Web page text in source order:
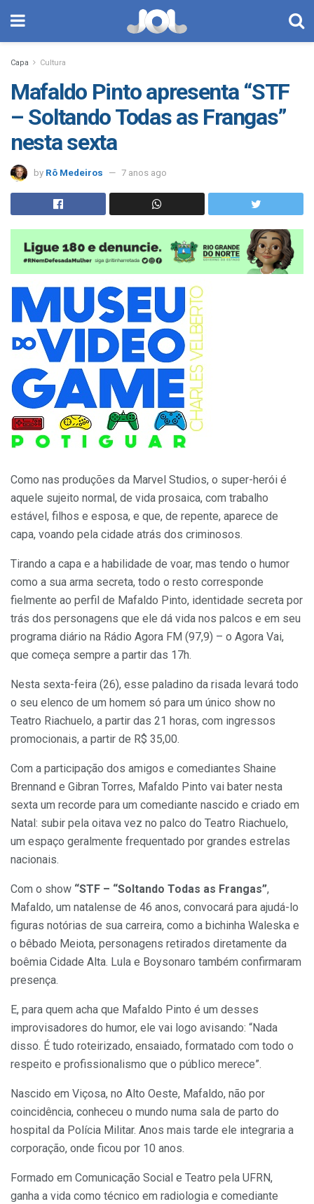
Capa Cultura
Mafaldo Pinto apresenta “STF
– Soltando Todas as Frangas”
nesta sexta
by Rô Medeiros 7 anos ago
Como nas produções da Marvel Studios, o super-herói é
aquele sujeito normal, de vida prosaica, com trabalho
estável, filhos e esposa, e que, de repente, aparece de
capa, voando pela cidade atrás dos criminosos.
Tirando a capa e a habilidade de voar, mas tendo o humor
como a sua arma secreta, todo o resto corresponde
fielmente ao perfil de Mafaldo Pinto, identidade secreta por
trás dos personagens que ele dá vida nos palcos e em seu
programa diário na Rádio Agora FM (97,9) – o Agora Vai,
que começa sempre a partir das 17h.
Nesta sexta-feira (26), esse paladino da risada levará todo
o seu elenco de um homem só para um único show no
Teatro Riachuelo, a partir das 21 horas, com ingressos
promocionais, a partir de R$ 35,00.
Com a participação dos amigos e comediantes Shaine
Brennand e Gibran Torres, Mafaldo Pinto vai bater nesta
sexta um recorde para um comediante nascido e criado em
Natal: subir pela oitava vez no palco do Teatro Riachuelo,
um espaço geralmente frequentado por grandes estrelas
nacionais.
Com o show “STF – “Soltando Todas as Frangas”,
Mafaldo, um natalense de 46 anos, convocará para ajudá-lo
figuras notórias de sua carreira, como a bichinha Waleska e
o bêbado Meiota, personagens retirados diretamente da
boêmia Cidade Alta. Lula e Boysonaro também confirmaram
presença.
E, para quem acha que Mafaldo Pinto é um desses
improvisadores do humor, ele vai logo avisando: “Nada
disso. É tudo roteirizado, ensaiado, formatado com todo o
respeito e profissionalismo que o público merece”.
Nascido em Viçosa, no Alto Oeste, Mafaldo, não por
coincidência, conheceu o mundo numa sala de parto do
hospital da Polícia Militar. Anos mais tarde ele integraria a
corporação, onde ficou por 10 anos.
Formado em Comunicação Social e Teatro pela UFRN,
ganha a vida como técnico em radiologia e comediante